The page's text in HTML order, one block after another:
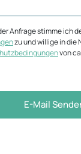
Anfrage stimme ich
zu und willige in die
von
E-Mail